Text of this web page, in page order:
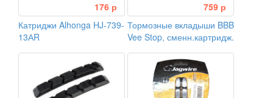
176 р
Катриджи Alhonga HJ-739-
13АR
759 р
Тормозные вкладыши BBB
Vee Stop, сменн.картридж.